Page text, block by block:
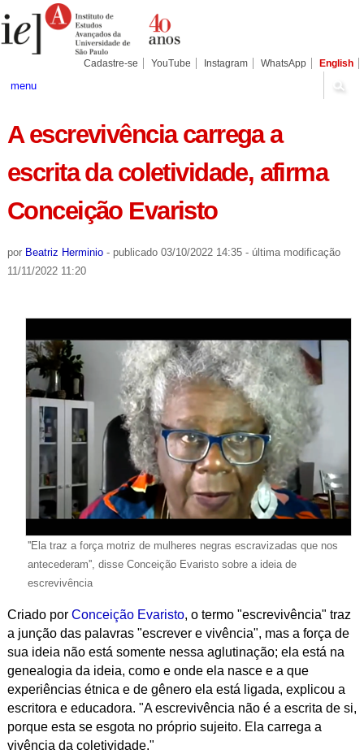
para
conteúdo.
Pessoais
Cadastre-se YouTube Instagram WhatsApp English
menu
A escrevivência carrega a
escrita da coletividade, afirma
Conceição Evaristo
por Beatriz Herminio - publicado03/10/2022 14:35 - última modificação
11/11/2022 11:20
''Ela traz a força motriz de mulheres negras escravizadas que nos
antecederam'', disse Conceição Evaristo sobre a ideia de
escrevivência
Criado por Conceição Evaristo, o termo "escrevivência" traz
a junção das palavras "escrever e vivência", mas a força de
sua ideia não está somente nessa aglutinação; ela está na
genealogia da ideia, como e onde ela nasce e a que
experiências étnica e de gênero ela está ligada, explicou a
escritora e educadora. "A escrevivência não é a escrita de si,
porque esta se esgota no próprio sujeito. Ela carrega a
vivência da coletividade."